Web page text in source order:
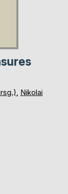
Nikolai